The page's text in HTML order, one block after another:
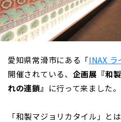
愛知県常滑市にある「INAX ラ
開催されている、 企画展『和
れの連鎖』 に行って来ました。
「和製マジョリカタイル」と